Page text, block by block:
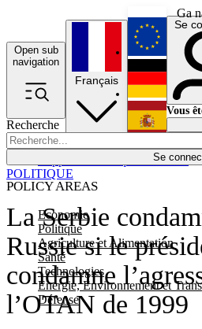
Ga
Open sub
navigation
Recherche
Se
POLICY AREAS
Economie
Politique
Agriculture et Alimentation
Santé
Technologies
Energie, Environnement et
Défense
Économie
Français
English
Deutsch
Se
Vous
La Serbie
Russie si le
condamne
l’OTAN de 1999
POLITIQUE